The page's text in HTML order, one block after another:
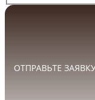
ОТПРАВЬТЕ